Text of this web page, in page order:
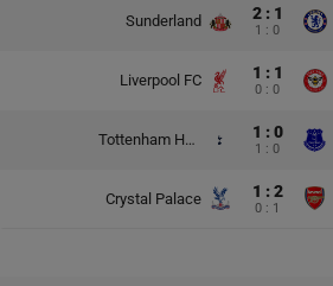
Sunderland 2 : 1
1 : 0
Liverpool FC 1 : 1
0 : 0
Tottenham Hotspur 1 : 0
1 : 0
Crystal Palace 1 : 2
0 : 1